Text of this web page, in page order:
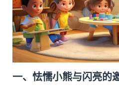
一、怯懦小熊与闪亮的